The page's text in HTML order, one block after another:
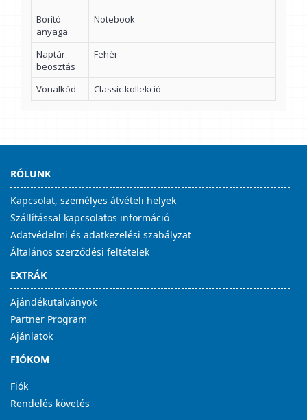
Borító
anyaga
Notebook
Naptár
beosztás
Fehér
Vonalkód Classic kollekció
RÓLUNK
Kapcsolat, személyes átvételi helyek
Szállítással kapcsolatos információ
Adatvédelmi és adatkezelési szabályzat
Általános szerződési feltételek
EXTRÁK
Ajándékutalványok
Partner Program
Ajánlatok
FIÓKOM
Fiók
Rendelés követés